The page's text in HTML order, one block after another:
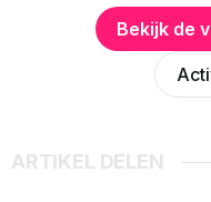
Bekijk de
ARTIKEL DELEN